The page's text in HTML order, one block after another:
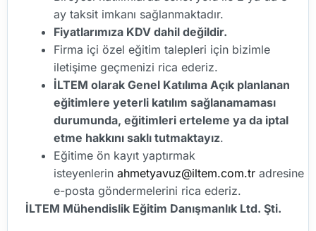
ay taksit imkanı sağlanmaktadır.
Fiyatlarımıza KDV dahil değildir.
Firma içi özel eğitim talepleri için bizimle
iletişime geçmenizi rica ederiz.
İLTEM olarak Genel Katılıma Açık planlanan
eğitimlere yeterli katılım sağlanamaması
durumunda, eğitimleri erteleme ya da iptal
etme hakkını saklı tutmaktayız.
Eğitime ön kayıt yaptırmak
isteyenlerin ahmetyavuz@iltem.com.tr adresine
e-posta göndermelerini rica ederiz.
İLTEM Mühendislik Eğitim Danışmanlık Ltd. Şti.